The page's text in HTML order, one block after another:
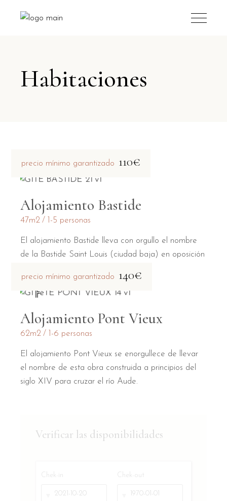
Habitaciones
precio mínimo garantizado 110€
Alojamiento Bastide
47m2 1-5 personas
El alojamiento Bastide lleva con orgullo el nombre
de la Bastide Saint Louis (ciudad baja) en oposición
precio mínimo garantizado 140€
Alojamiento Pont Vieux
62m2 1-6 personas
El alojamiento Pont Vieux se enorgullece de llevar
el nombre de esta obra construida a principios del
siglo XIV para cruzar el río Aude.
Verificar las disponibilidades
Chek-in Chek-out